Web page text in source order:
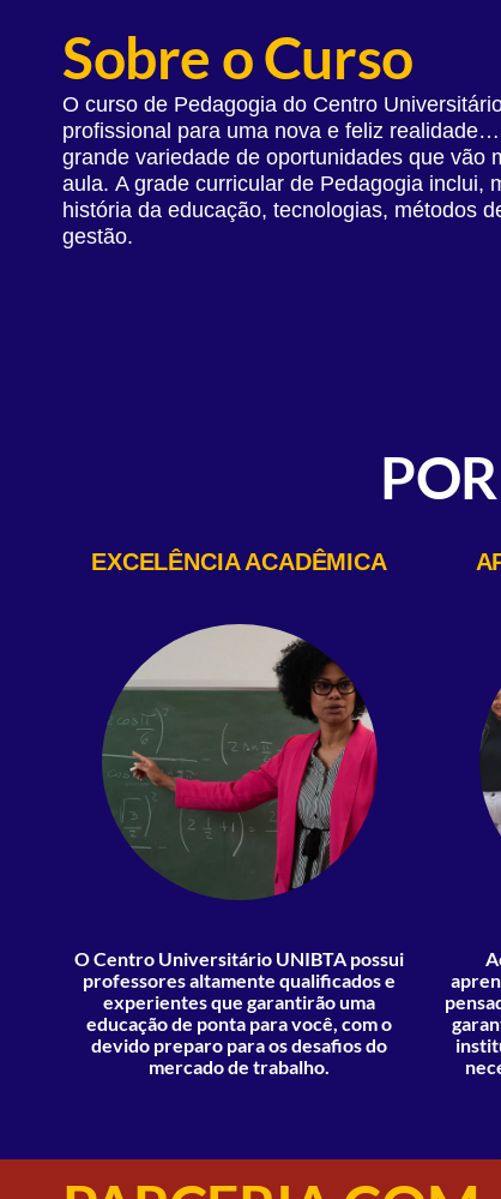
Sobre o Curso
O curso de Pedagogia do Centro
profissional para uma nova e feliz
grande variedade de oportunidades que vão
aula. A grade curricular de Pedagogia inclui,
história da educação, tecnologias, métodos
gestão.
EXCELÊNCIA ACADÊMICA
O Centro Universitário UNIBTA possui
professores altamente qualificados e
experientes que garantirão uma
educação de ponta para você, com o
devido preparo para os desafios do
mercado de trabalho.